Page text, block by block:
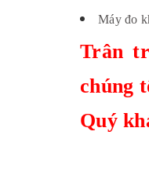
Máy đo
Trân
chúng
Quý